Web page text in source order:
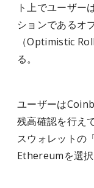
ト上でユーザ
ションであるオ
（Optimistic
る。
ユーザーは
残高確認を行え
スウォレット
Ethereumを選択